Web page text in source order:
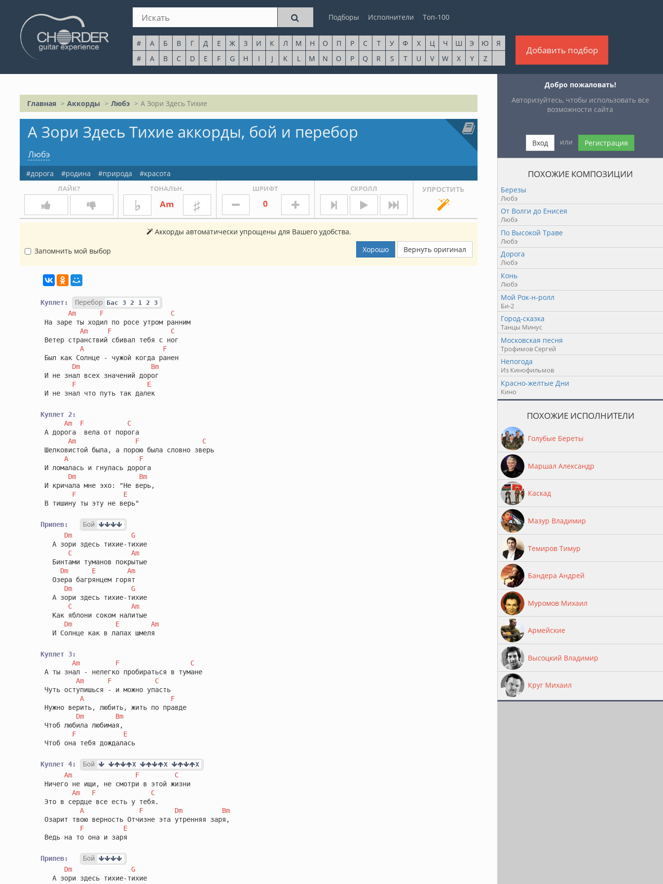
Подборы Исполнители Топ-100
# А Б В Г Д Е Ж З И К Л М Н О П Р С Т У Ф Х Ц Ч Ш Э Ю
Я
#
A B C D E F G H I J K L M N O P Q R S T U V W X Y Z
Добавить подбор
Главная Аккорды Любэ А Зори Здесь Тихие
А Зори Здесь Тихие аккорды, бой и перебор
Любэ
дорога родина природа красота
ЛАЙК? ТОНАЛЬН.
♭ Am ♯
ШРИФТ
0
СКРОЛЛ УПРОСТИТЬ
Аккорды автоматически упрощены для Вашего удобства.
Запомнить мой выбор Хорошо Вернуть оригинал
Куплет: Перебор Бас 3 2 1 2 3
Am F
C
На заре ты ходил по росе утром ранним
Am
F
C
Ветер странствий сбивал тебя с ног
A
F
Был как Солнце - чужой когда ранен
Dm
Bm
И не знал всех значений дорог
F
E
И не знал что путь так далек
Куплет 2:
Am
F
C
А дорога  вела от порога
Am
F
C
Шелковистой была, а порою была словно зверь
A
F
И ломалась и гнулась дорога
Dm
Bm
И кричала мне эхо: "Hе верь,
F
E
В тишину ты эту не верь"
Припев:
Бой
Dm
G
   А зори здесь тихие-тихие
C
Am
   Бинтами туманов покрытые
Dm
E
Am
   Озера багрянцем горят
Dm
G
   А зори здесь тихие-тихие
C
Am
   Как яблони соком налитые
Dm
E
Am
   И Солнце как в лапах шмеля
Куплет 3:
Am
F
C
А ты знал - нелегко пробираться в тумане
Am
F
C
Чуть оступишься - и можно упасть
A
F
Нужно верить, любить, жить по правде
Dm
Bm
Чтоб любила любимая,
F
E
Чтоб она тебя дождалась
Куплет 4: Бой X X X
Am F
C
Ничего не ищи, не смотри в этой жизни
Am
F
C
Это в сердце все есть у тебя.
A
F Dm
Bm
Озарит твою верность Отчизне эта утренняя заря,
F
E
Ведь на то она и заря
Припев:
Бой
Dm
G
   А зори здесь тихие-тихие
Добро пожаловать!
Авторизуйтесь, чтобы использовать все
возможности сайта
Вход или Регистрация
ПОХОЖИЕ КОМПОЗИЦИИ
Березы
Любэ
От Волги до Енисея
Любэ
По Высокой Траве
Любэ
Дорога
Любэ
Конь
Любэ
Мой Рок-н-ролл
Би-2
Город-сказка
Танцы Минус
Московская песня
Трофимов Сергей
Непогода
Из Кинофильмов
Красно-желтые Дни
Кино
ПОХОЖИЕ ИСПОЛНИТЕЛИ
Голубые Береты
Маршал Александр
Каскад
Мазур Владимир
Темиров Тимур
Бандера Андрей
Муромов Михаил
Армейские
Высоцкий Владимир
Круг Михаил